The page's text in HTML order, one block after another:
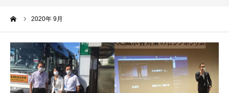
2020年 9月
お問い合わせ